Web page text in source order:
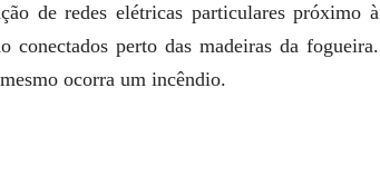
de redes elétricas particulares próximo à
conectados perto das madeiras da fogueira.
ocorra um incêndio.